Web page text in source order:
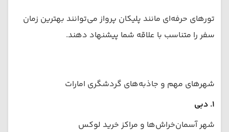
تورهای حرفه‌ای مانند پلیکان پرواز می‌توانند بهترین زمان
سفر را متناسب با علاقه شما پیشنهاد دهند.
شهرهای مهم و جاذبه‌های گردشگری امارات
۱. دبی
شهر آسمان‌خراش‌ها و مراکز خرید لوکس